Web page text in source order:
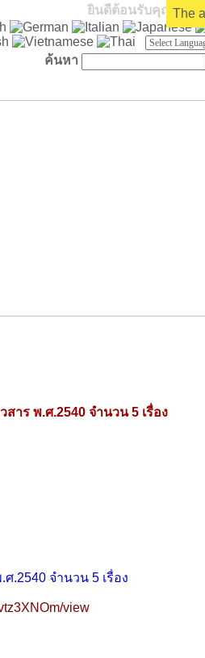
ยินดีต้อนรับคุณบุคค
ค้นหา
าร พ.ศ.2540 จำนวน 5 เรื่อง
จำนวน 5 เรื่อง
view
The